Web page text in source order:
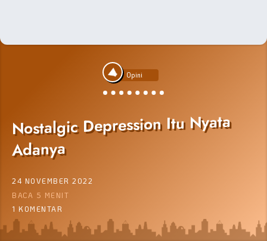
Opini
Nostalgic Depression Itu Nyata
Adanya
24 NOVEMBER 2022
BACA 5 MENIT
1 KOMENTAR